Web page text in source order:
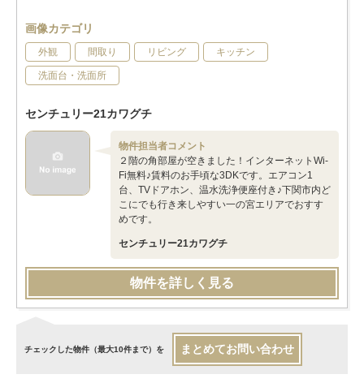
画像カテゴリ
外観 間取り リビング キッチン
洗面台・洗面所
センチュリー21カワグチ
物件担当者コメント
２階の角部屋が空きました！インターネットWi-
Fi無料♪賃料のお手頃な3DKです。エアコン1
台、TVドアホン、温水洗浄便座付き♪下関市内ど
こにでも行き来しやすい一の宮エリアでおすす
めです。
センチュリー21カワグチ
物件を詳しく見る
チェックした物件（最大10件まで）を まとめてお問い合わせ